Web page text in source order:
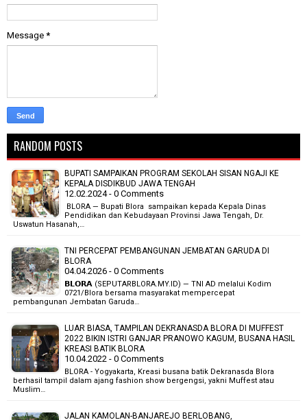
Message *
RANDOM POSTS
BUPATI SAMPAIKAN PROGRAM SEKOLAH SISAN NGAJI KE
KEPALA DISDIKBUD JAWA TENGAH
12.02.2024 - 0 Comments
BLORA — Bupati Blora sampaikan kepada Kepala Dinas
Pendidikan dan Kebudayaan Provinsi Jawa Tengah, Dr.
Uswatun Hasanah,…
TNI PERCEPAT PEMBANGUNAN JEMBATAN GARUDA DI
BLORA
04.04.2026 - 0 Comments
𝗕𝗟𝗢𝗥𝗔 (SEPUTARBLORA.MY.ID) — TNI AD melalui Kodim
0721/Blora bersama masyarakat mempercepat
pembangunan Jembatan Garuda…
LUAR BIASA, TAMPILAN DEKRANASDA BLORA DI MUFFEST
2022 BIKIN ISTRI GANJAR PRANOWO KAGUM, BUSANA HASIL
KREASI BATIK BLORA
10.04.2022 - 0 Comments
BLORA - Yogyakarta, Kreasi busana batik Dekranasda Blora
berhasil tampil dalam ajang fashion show bergengsi, yakni Muffest atau
Muslim…
JALAN KAMOLAN-BANJAREJO BERLOBANG,